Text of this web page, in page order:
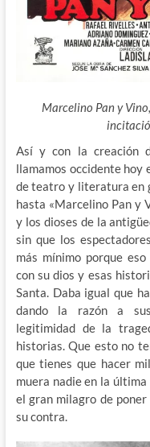
Marcelino Pan y
Así y con la creación
llamamos occidente hoy
de teatro y literatura en
hasta «Marcelino Pan y
y los dioses de la
sin que los
más mínimo porque
con su dios y esas
Santa. Daba igual que
dando la razón a
legitimidad de la
historias. Que esto no
que tienes que hacer
muera nadie en la
el gran milagro de
su contra.